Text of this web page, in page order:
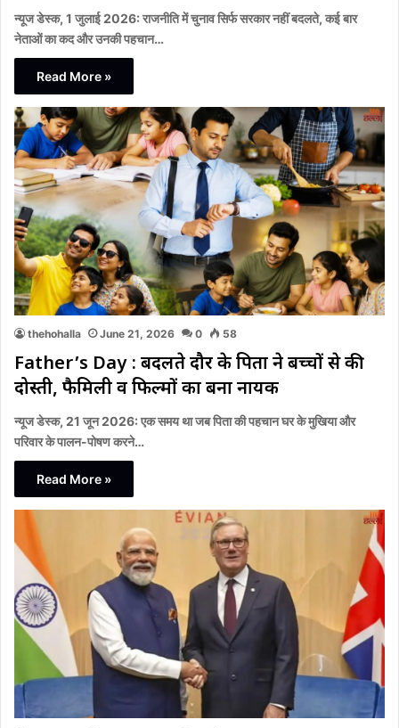
न्यूज डेस्क, 1 जुलाई 2026: राजनीति में चुनाव सिर्फ सरकार नहीं बदलते, कई बार
नेताओं का कद और उनकी पहचान…
Read More »
thehohalla June 21, 2026 0 58
Father’s Day : बदलते दौर के पिता ने बच्चों से की
दोस्ती, फैमिली व फिल्मों का बना नायक
न्यूज डेस्क, 21 जून 2026: एक समय था जब पिता की पहचान घर के मुखिया और
परिवार के पालन-पोषण करने…
Read More »